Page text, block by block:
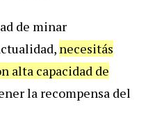
de minar
necesitás
alta capacidad de
la recompensa del